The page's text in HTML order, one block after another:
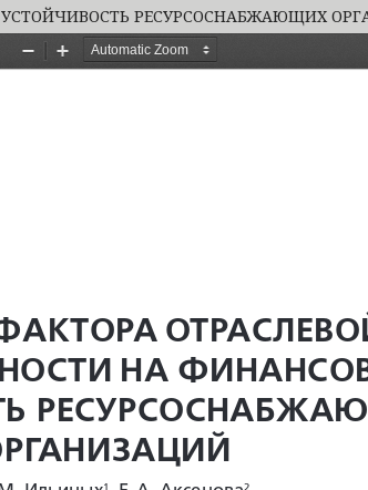
РЕСУРСОСНАБЖАЮЩИХ